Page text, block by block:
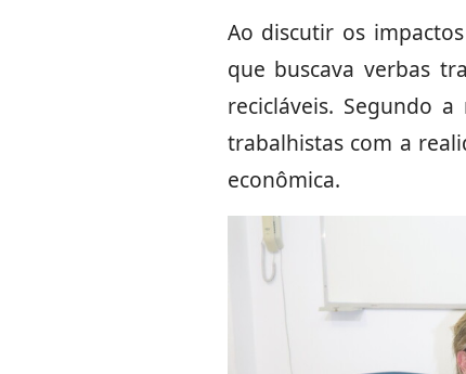
Ao discutir os
que buscava verbas
recicláveis. Segundo
trabalhistas com a
econômica.